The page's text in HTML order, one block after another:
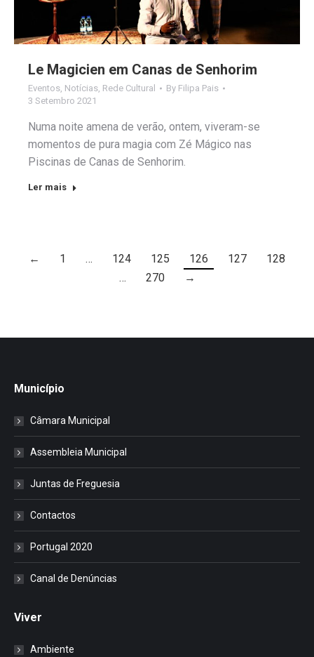
Le Magicien em Canas de Senhorim
Eventos, Notícias, Rede Cultural By Filipa Pais
3 Setembro 2021
Numa noite amena de verão, ontem, viveram-se
momentos de pura magia com Zé Mágico nas
Piscinas de Canas de Senhorim.
Ler mais
← 1 … 124 125 126 127
128
…
270 →
Município
Câmara Municipal
Assembleia Municipal
Juntas de Freguesia
Contactos
Portugal 2020
Canal de Denúncias
Viver
Ambiente